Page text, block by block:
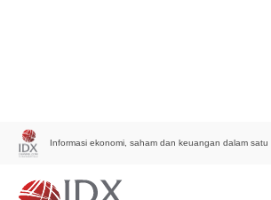
Informasi ekonomi, saham dan keuangan dalam satu